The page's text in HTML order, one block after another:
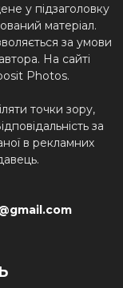
у підзаголовку
матеріал.
за умови
На сайті
Photos.
точки зору,
за
в рекламних